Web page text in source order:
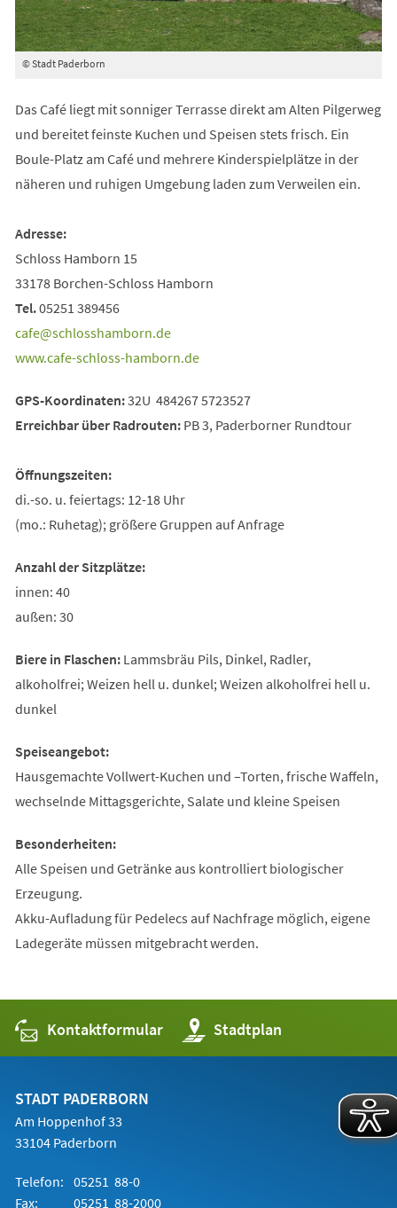
© Stadt Paderborn
Das Café liegt mit sonniger Terrasse direkt am Alten Pilgerweg
und bereitet feinste Kuchen und Speisen stets frisch. Ein
Boule-Platz am Café und mehrere Kinderspielplätze in der
näheren und ruhigen Umgebung laden zum Verweilen ein.
Adresse:
Schloss Hamborn 15
33178 Borchen-Schloss Hamborn
Tel.05251 389456
cafe
schlosshamborn de
www.cafe-schloss-hamborn.de
GPS-Koordinaten:32U 484267 5723527
Erreichbar über Radrouten:PB 3, Paderborner Rundtour
Öffnungszeiten:
di.-so. u. feiertags: 12-18 Uhr
(mo.: Ruhetag); größere Gruppen auf Anfrage
Anzahl der Sitzplätze:
innen: 40
außen: 30
Biere in Flaschen: Lammsbräu Pils, Dinkel, Radler,
alkoholfrei; Weizen hell u. dunkel; Weizen alkoholfrei hell u.
dunkel
Speiseangebot:
Hausgemachte Vollwert-Kuchen und –Torten, frische Waffeln,
wechselnde Mittagsgerichte, Salate und kleine Speisen
Besonderheiten:
Alle Speisen und Getränke aus kontrolliert biologischer
Erzeugung.
Akku-Aufladung für Pedelecs auf Nachfrage möglich, eigene
Ladegeräte müssen mitgebracht werden.
Kontaktformular Stadtplan
(Öffnet
in
einem
STADT PADERBORN
Am Hoppenhof 33
33104 Paderborn
Telefon: 05251 88-0
Fax:
05251 88-2000